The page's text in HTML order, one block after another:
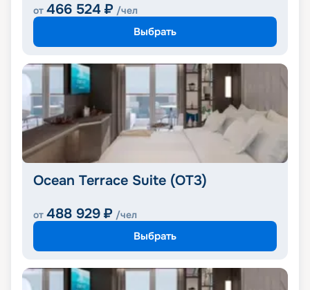
от 466 524 ₽ /чел
Выбрать
Ocean Terrace Suite (OT3)
от 488 929 ₽ /чел
Выбрать